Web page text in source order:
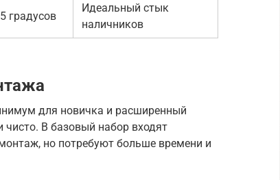
градусов
Идеальный стык
наличников
для новичка и расширенный
чисто. В базовый набор входят
но потребуют больше времени и